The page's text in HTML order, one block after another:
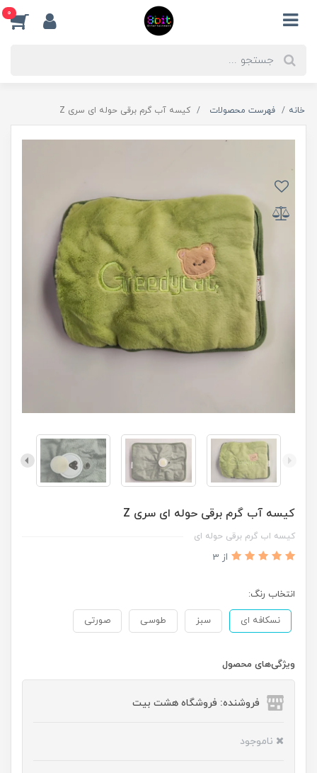
0
خانه فهرست محصولات کیسه آب گرم برقی حوله ای سری Z
کیسه آب گرم برقی حوله ای سری Z
کیسه اب گرم برقی حوله ای
از 3
انتخاب رنگ:
نسکافه ای سبز طوسی صورتی
ویژگی‌های محصول
فروشنده: فروشگاه هشت بیت
ناموجود